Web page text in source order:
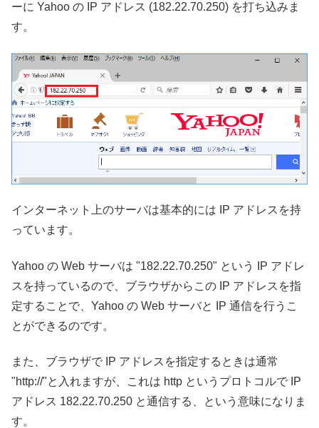
ーに Yahoo の IP アドレス (182.22.70.250) を打ち込みま
す。
インターネット上のサーバは基本的には IP アドレスを持
っています。
Yahoo の Web サーバは "182.22.70.250" という IP アドレ
スを持っているので、ブラウザからこの IP アドレスを指
定することで、Yahoo の Web サーバと IP 通信を行うこ
とができるのです。
また、ブラウザで IP アドレスを指定するときは通常
"http://"と入れますが、これは http というプロトコルで IP
アドレス 182.22.70.250 と通信する、という意味になりま
す。